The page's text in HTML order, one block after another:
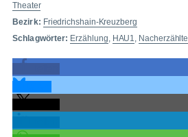
Theater
Bezirk: Friedrichshain-Kreuzberg
Schlagwörter: Erzählung, HAU1,